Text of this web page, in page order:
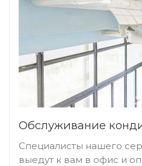
Как часто
дезинфекция
проводить не реже двух
жаркого сезона и после
дезинфекции также
Обслуживание
Специалисты нашего
выедут к вам в офис и